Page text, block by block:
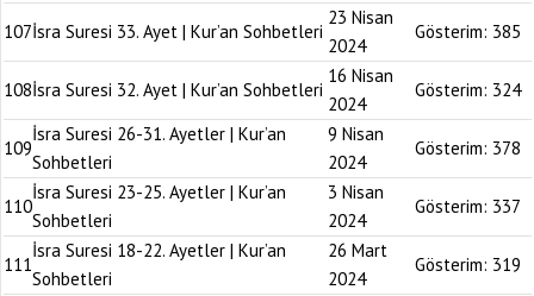
107İsra Suresi 33. Ayet | Kur’an Sohbetleri
23 Nisan
2024
Gösterim: 385
108İsra Suresi 32. Ayet | Kur’an Sohbetleri
16 Nisan
2024
Gösterim: 324
109
İsra Suresi 26-31. Ayetler | Kur’an
Sohbetleri
9 Nisan
2024
Gösterim: 378
110
İsra Suresi 23-25. Ayetler | Kur’an
Sohbetleri
3 Nisan
2024
Gösterim: 337
111
İsra Suresi 18-22. Ayetler | Kur’an
Sohbetleri
26 Mart
2024
Gösterim: 319